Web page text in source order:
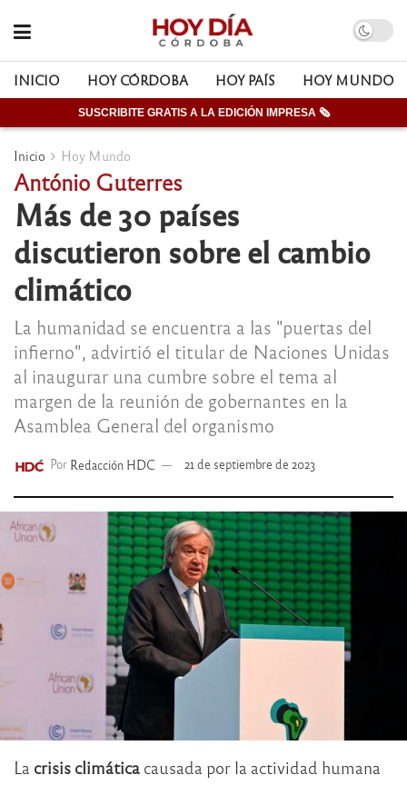
INICIO HOY CÓRDOBA HOY PAÍS HOY MUNDO
SUSCRIBITE GRATIS A LA EDICIÓN IMPRESA 🗞
Inicio Hoy Mundo
António Guterres
Más de 30 países
discutieron sobre el cambio
climático
La humanidad se encuentra a las "puertas del
infierno", advirtió el titular de Naciones Unidas
al inaugurar una cumbre sobre el tema al
margen de la reunión de gobernantes en la
Asamblea General del organismo
Por Redacción HDC 21 de septiembre de 2023
La crisis climática causada por la actividad humana